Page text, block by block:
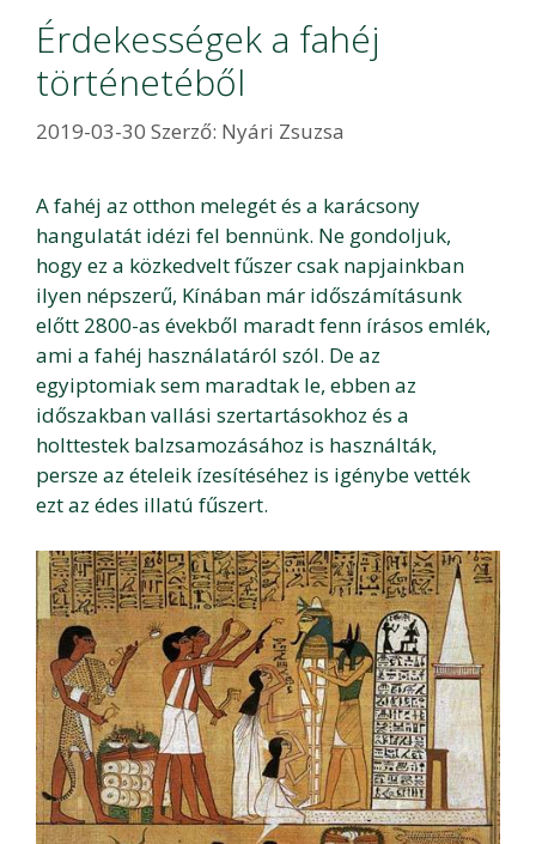
Érdekességek a fahéj
történetéből
2019-03-30 Szerző: Nyári Zsuzsa
A fahéj az otthon melegét és a karácsony
hangulatát idézi fel bennünk. Ne gondoljuk,
hogy ez a közkedvelt fűszer csak napjainkban
ilyen népszerű, Kínában már időszámításunk
előtt 2800-as évekből maradt fenn írásos emlék,
ami a fahéj használatáról szól. De az
egyiptomiak sem maradtak le, ebben az
időszakban vallási szertartásokhoz és a
holttestek balzsamozásához is használták,
persze az ételeik ízesítéséhez is igénybe vették
ezt az édes illatú fűszert.